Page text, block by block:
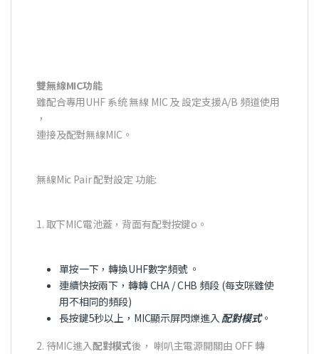
雙無線MIC功能
雖配合專用UHF 系统 無線 MIC 及 設定支援A/B 頻道使用
，
連接及配對無線MIC。
無線Mic Pair 配對設定 功能:
1. 取下MIC電池蓋，背面有配對按鍵o。
單按一下，轉換UHF數字頻號 。
連續快按兩下，轉轉 CHA / CHB 頻段 (每支咪雖使
用不相同的頻段)
長按鍵5秒以上，MIC顯示屏閃爍進入 配對模式。
2. 待MIC進入配對模式後， 喇叭主電源開關由 OFF 轉